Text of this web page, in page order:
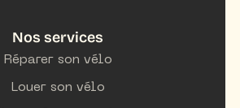
Nos services
Réparer son vélo
Louer son vélo